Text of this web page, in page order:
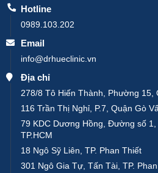
Hotline
0989.103.202
Email
info@drhueclinic.vn
Địa chỉ
278/8 Tô Hiến Thành, Phường 15,
116 Trần Thị Nghỉ, P.7, Quận Gò
79 KDC Dương Hồng, Đường số
TP.HCM
18 Ngô Sỹ Liên, TP. Phan Thiết
301 Ngô Gia Tự, Tấn Tài, TP.